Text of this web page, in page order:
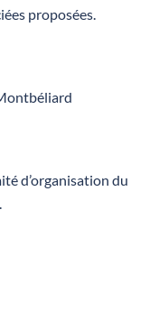
proposées.
d’organisation du